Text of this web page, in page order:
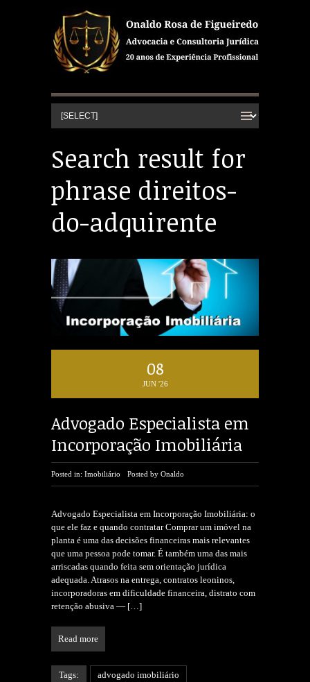
Search result for
phrase direitos-
do-adquirente
08
JUN '26
Advogado Especialista em
Incorporação Imobiliária
Posted in: Imobiliário Posted by Onaldo
Advogado Especialista em Incorporação Imobiliária: o
que ele faz e quando contratar Comprar um imóvel na
planta é uma das decisões financeiras mais relevantes
que uma pessoa pode tomar. É também uma das mais
arriscadas quando feita sem orientação jurídica
adequada. Atrasos na entrega, contratos leoninos,
incorporadoras em dificuldade financeira, distrato com
retenção abusiva — […]
Read more
Tags: advogado imobiliário